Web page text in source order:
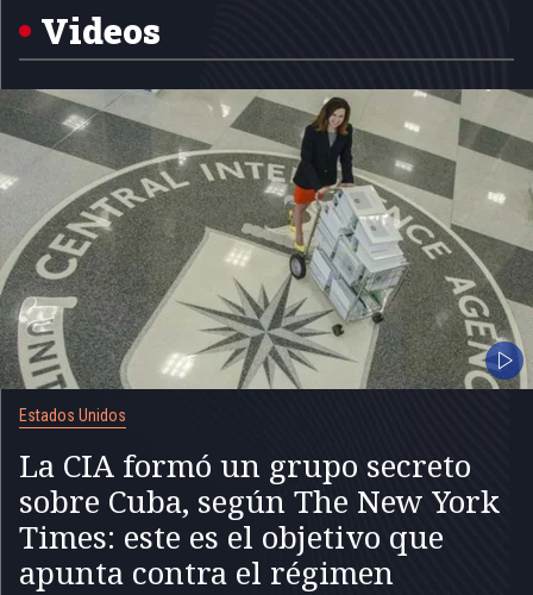
Videos
Estados Unidos
La CIA formó un grupo secreto
sobre Cuba, según The New York
Times: este es el objetivo que
apunta contra el régimen